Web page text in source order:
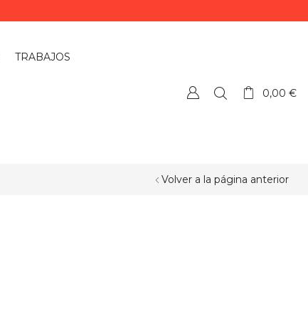
TRABAJOS
0,00€
Volver a la página anterior